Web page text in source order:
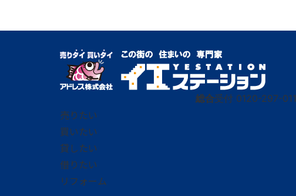
総合受付 0120-297-011
売りたい
買いたい
貸したい
借りたい
リフォーム